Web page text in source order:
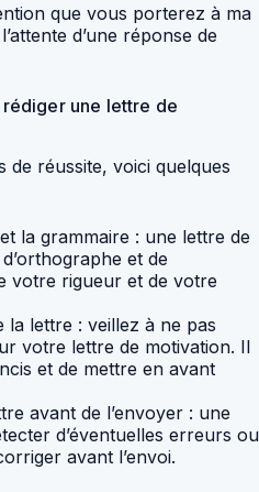
que vous porterez à ma
d’une réponse de
une lettre de
de réussite, voici quelques
la grammaire : une lettre de
et de
votre rigueur et de votre
lettre : veillez à ne pas
votre lettre de motivation. Il
et de mettre en avant
avant de l’envoyer : une
d’éventuelles erreurs ou
avant l’envoi.